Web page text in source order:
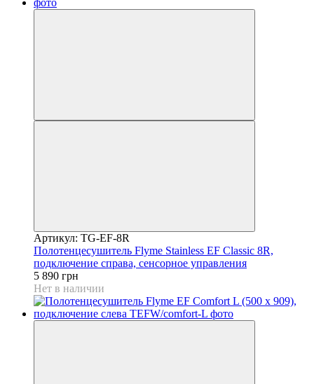
Артикул: TG-EF-8R
Полотенцесушитель Flyme Stainless EF Classic 8R,
подключение справа, сенсорное управления
5 890 грн
Нет в наличии